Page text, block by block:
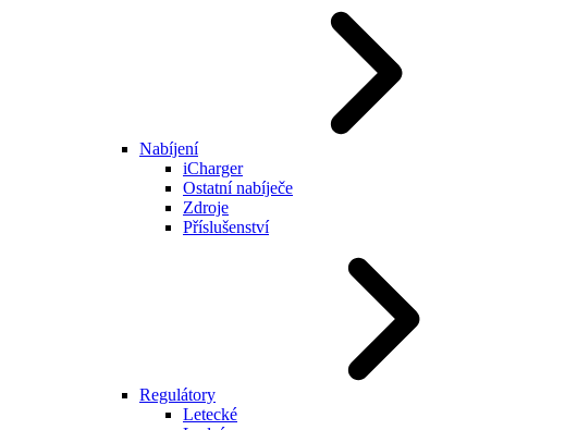
Nabíjení
iCharger
Ostatní nabíječe
Zdroje
Příslušenství
Regulátory
Letecké